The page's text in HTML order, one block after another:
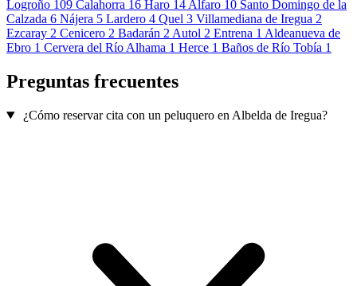
Logroño 109 Calahorra 16 Haro 14 Alfaro 10 Santo Domingo de la
Calzada 6 Nájera 5 Lardero 4 Quel 3 Villamediana de Iregua 2
Ezcaray 2 Cenicero 2 Badarán 2 Autol 2 Entrena 1 Aldeanueva de
Ebro 1 Cervera del Río Alhama 1 Herce 1 Baños de Río Tobía 1
Preguntas frecuentes
¿Cómo reservar cita con un peluquero en Albelda de Iregua?